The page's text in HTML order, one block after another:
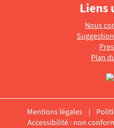
Liens
Nous
Plan
Mentions légales |
Accessibilité : non